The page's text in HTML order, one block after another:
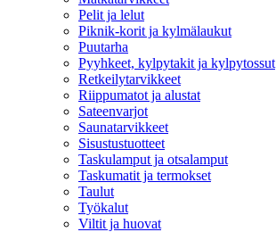
Pelit ja lelut
Piknik-korit ja kylmälaukut
Puutarha
Pyyhkeet, kylpytakit ja kylpytossut
Retkeilytarvikkeet
Riippumatot ja alustat
Sateenvarjot
Saunatarvikkeet
Sisustustuotteet
Taskulamput ja otsalamput
Taskumatit ja termokset
Taulut
Työkalut
Viltit ja huovat